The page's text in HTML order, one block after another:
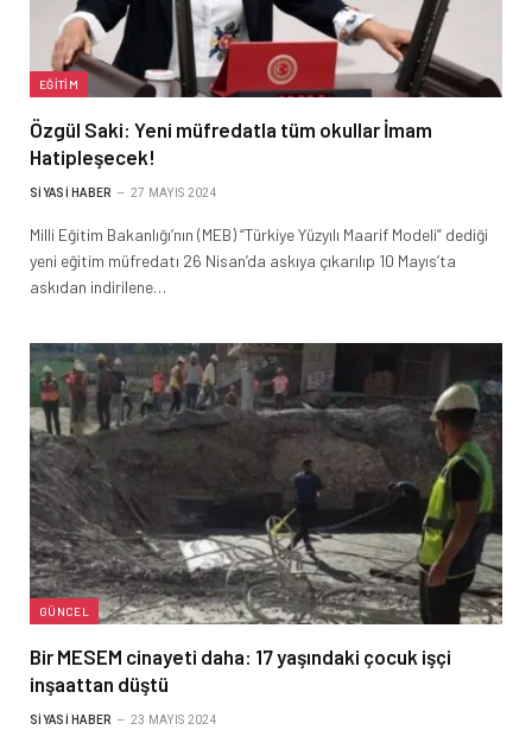
EĞITIM
Özgül Saki: Yeni müfredatla tüm okullar İmam
Hatipleşecek!
SIYASI HABER 27 MAYIS 2024
Milli Eğitim Bakanlığı’nın (MEB) “Türkiye Yüzyılı Maarif Modeli” dediği
yeni eğitim müfredatı 26 Nisan’da askıya çıkarılıp 10 Mayıs’ta
askıdan indirilene…
GÜNCEL
Bir MESEM cinayeti daha: 17 yaşındaki çocuk işçi
inşaattan düştü
SIYASI HABER 23 MAYIS 2024